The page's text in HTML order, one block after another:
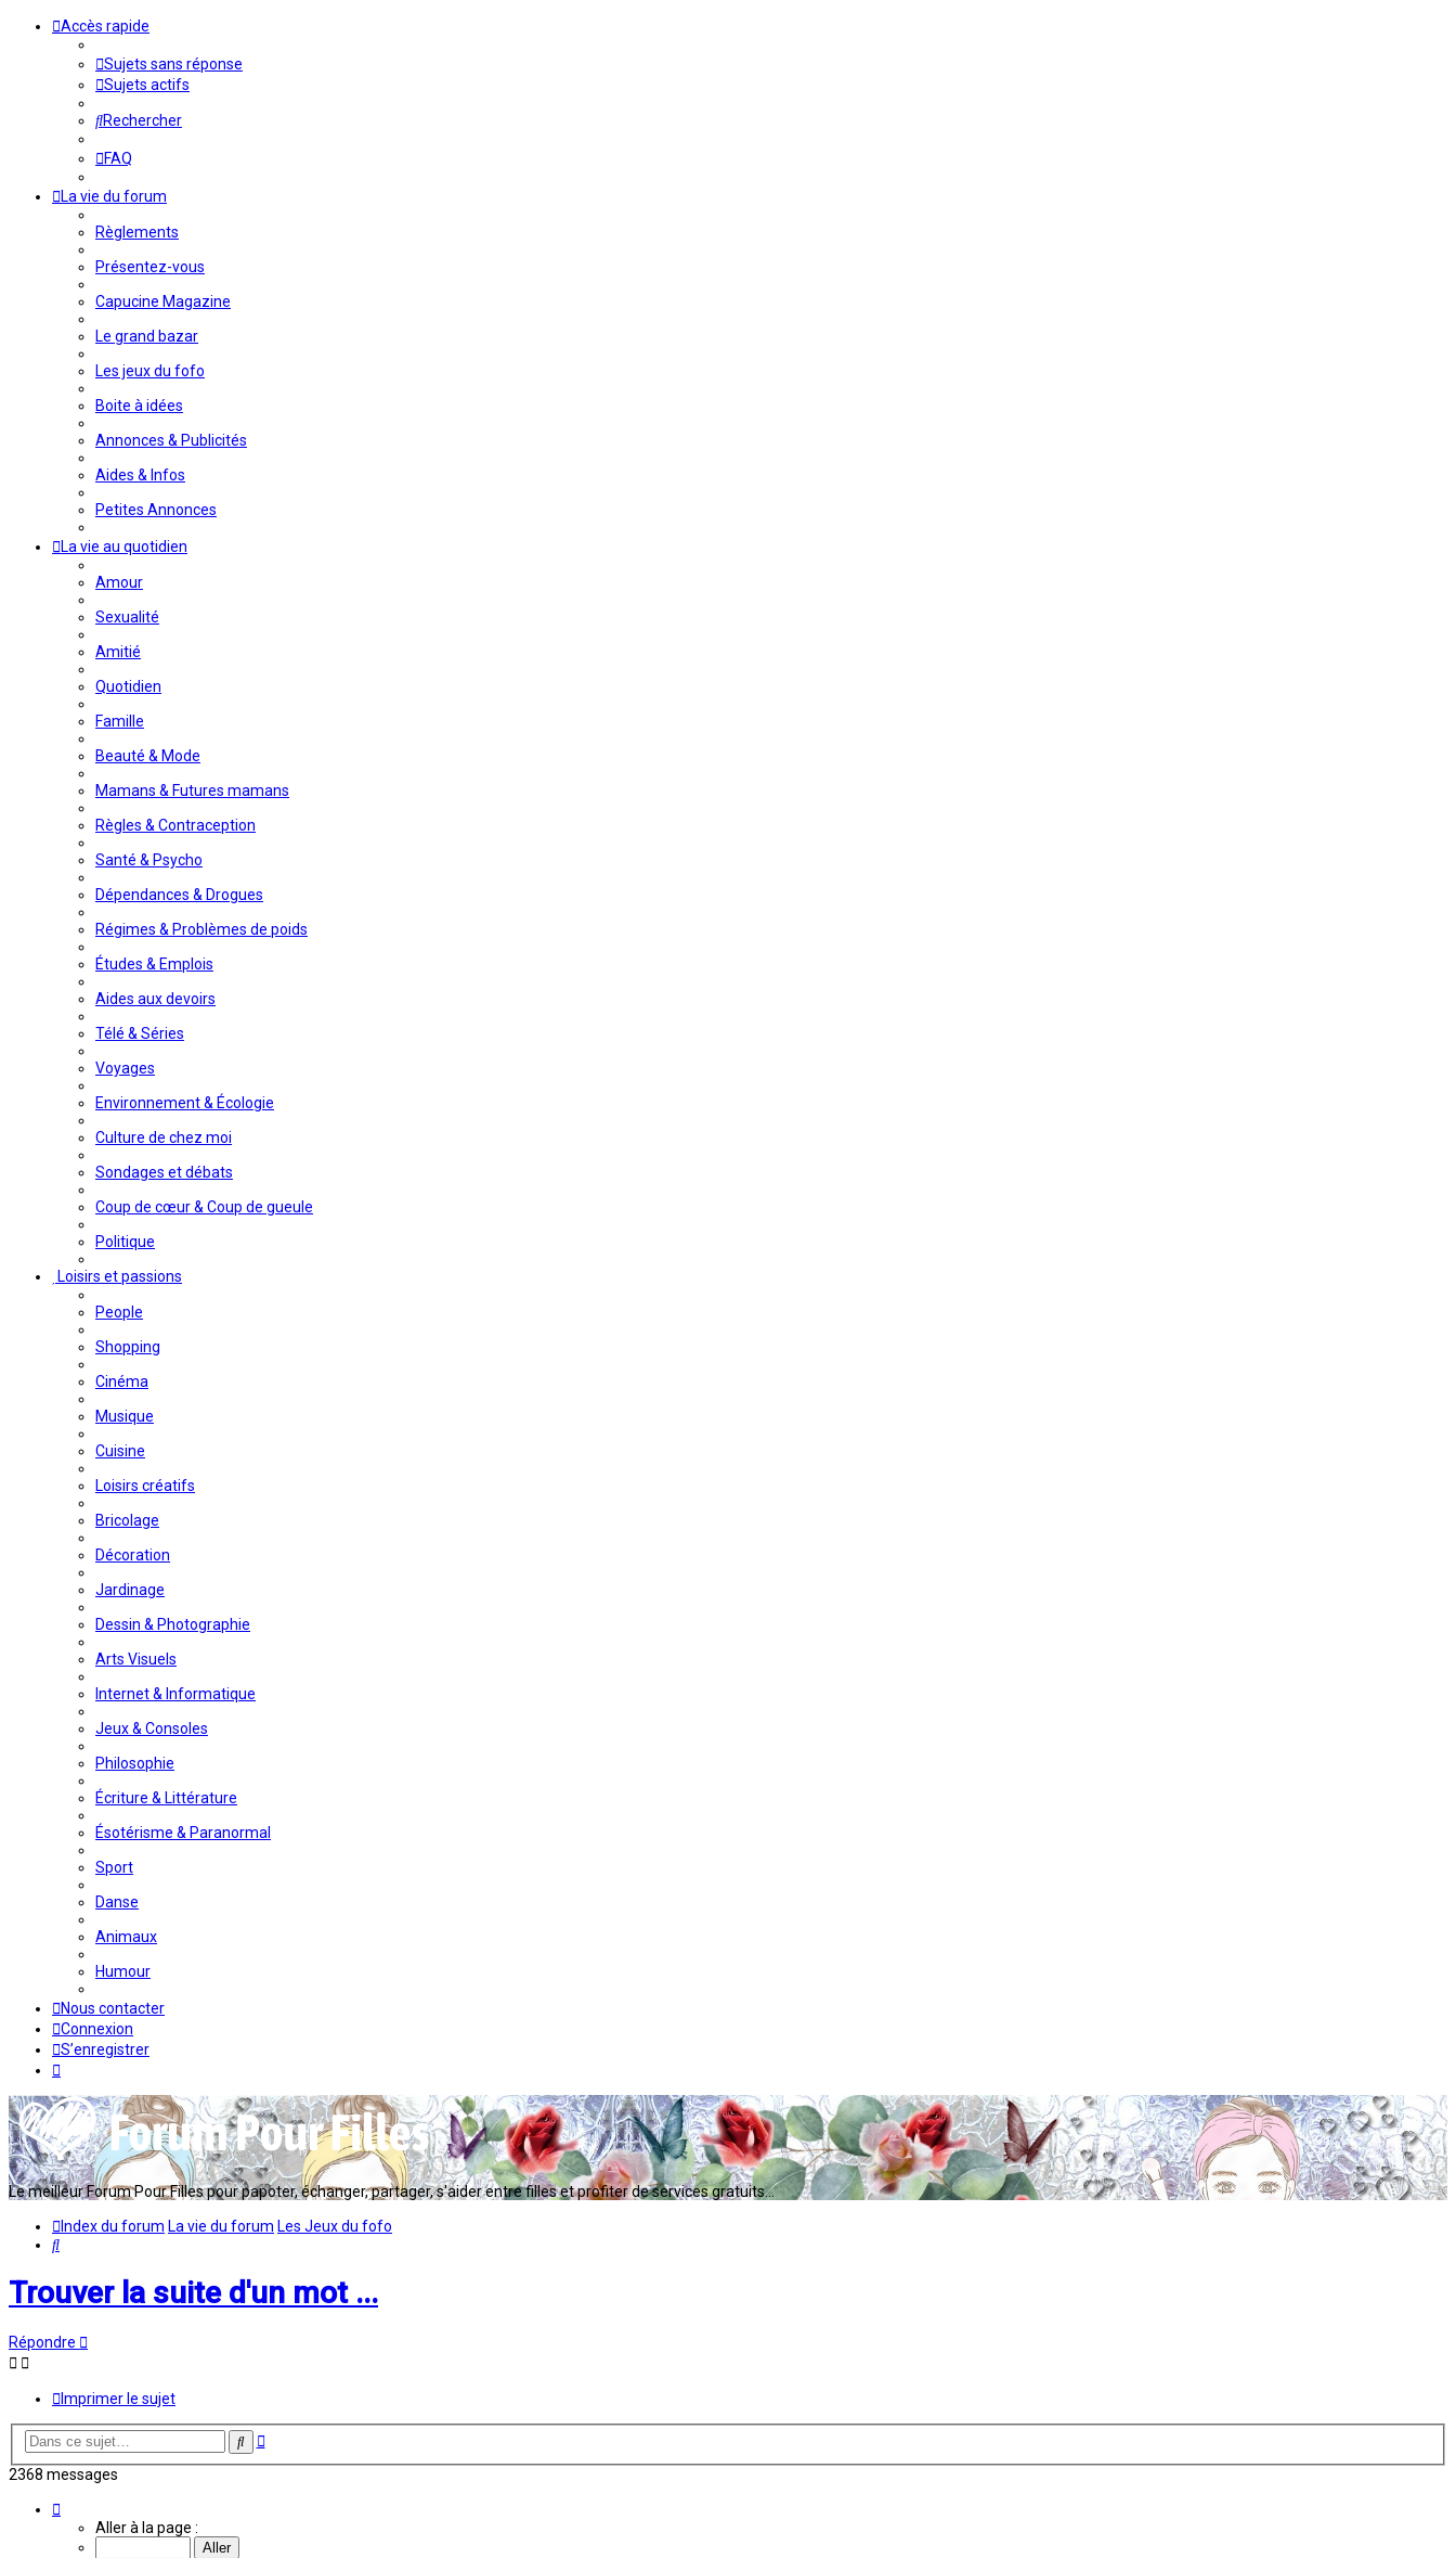
Accès rapide
Sujets sans réponse
Sujets actifs
Rechercher
FAQ
La vie du forum
Règlements
Présentez-vous
Capucine Magazine
Le grand bazar
Les jeux du fofo
Boite à idées
Annonces & Publicités
Aides & Infos
Petites Annonces
La vie au quotidien
Amour
Sexualité
Amitié
Quotidien
Famille
Beauté & Mode
Mamans & Futures mamans
Règles & Contraception
Santé & Psycho
Dépendances & Drogues
Régimes & Problèmes de poids
Études & Emplois
Aides aux devoirs
Télé & Séries
Voyages
Environnement & Écologie
Culture de chez moi
Sondages et débats
Coup de cœur & Coup de gueule
Politique
Loisirs et passions
People
Shopping
Cinéma
Musique
Cuisine
Loisirs créatifs
Bricolage
Décoration
Jardinage
Dessin & Photographie
Arts Visuels
Internet & Informatique
Jeux & Consoles
Philosophie
Écriture & Littérature
Ésotérisme & Paranormal
Sport
Danse
Animaux
Humour
Nous contacter
Connexion
S’enregistrer
Le meilleur Forum Pour Filles pour papoter, échanger, partager, s'aider entre filles et profiter de services gratuits...
Index du forum La vie du forum Les Jeux du fofo
Rechercher
Trouver la suite d'un mot ...
Répondre
Imprimer le sujet
Rechercher
Recherche
2368 messages
Aller à la page :